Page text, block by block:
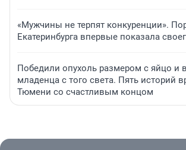
«Мужчины не терпят конкуренции».
Екатеринбурга впервые показала
Победили опухоль размером с яйцо и
младенца с того света. Пять историй
Тюмени со счастливым концом